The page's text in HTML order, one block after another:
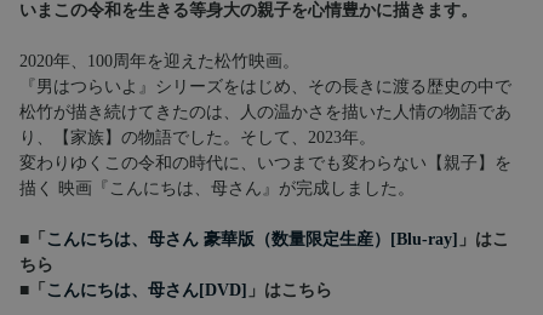
いまこの令和を生きる等身大の親子を心情豊かに描きます。
2020年、100周年を迎えた松竹映画。
『男はつらいよ』シリーズをはじめ、その長きに渡る歴史の中で
松竹が描き続けてきたのは、人の温かさを描いた人情の物語であ
り、【家族】の物語でした。そして、2023年。
変わりゆくこの令和の時代に、いつまでも変わらない【親子】を
描く 映画『こんにちは、母さん』が完成しました。
■「 こんにちは、母さん 豪華版（数量限定生産）[Blu-ray] 」はこ
ちら
■「 こんにちは、母さん[DVD] 」はこちら